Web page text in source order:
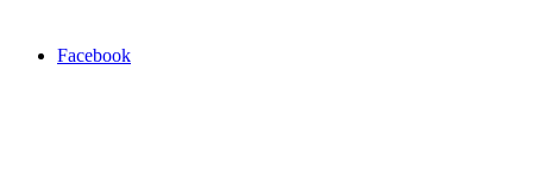
Facebook